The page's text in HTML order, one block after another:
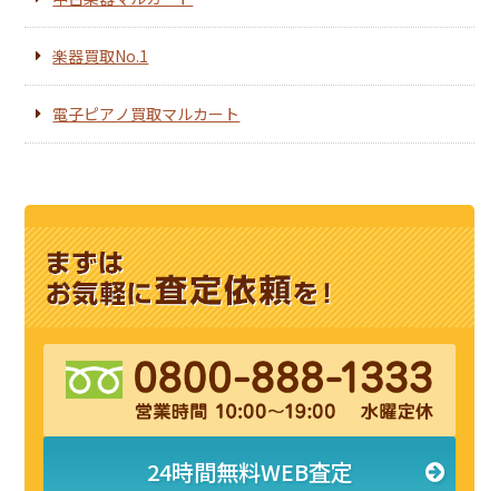
楽器買取No.1
電子ピアノ買取マルカート
24時間無料WEB査定